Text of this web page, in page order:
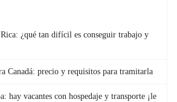
¿qué tan difícil es conseguir trabajo y
Canadá: precio y requisitos para tramitarla
hay vacantes con hospedaje y transporte ¡le